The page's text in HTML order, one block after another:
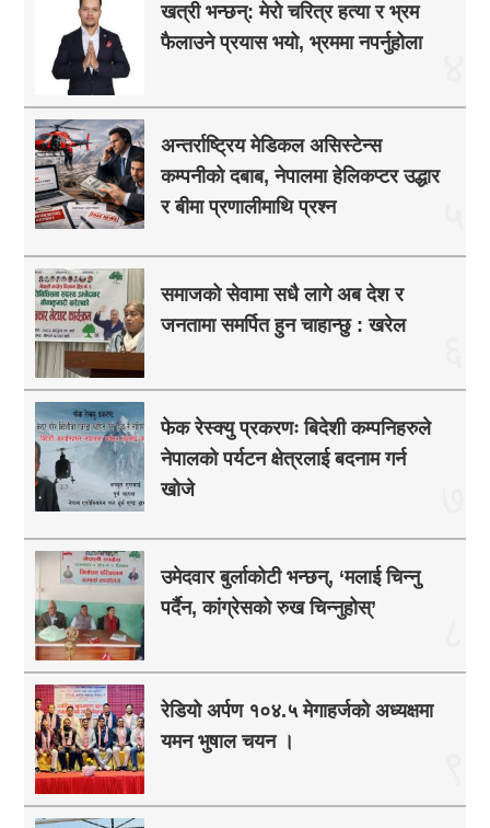
खत्री भन्छन्: मेरो चरित्र हत्या र भ्रम
फैलाउने प्रयास भयो, भ्रममा नपर्नुहोला
अन्तर्राष्ट्रिय मेडिकल असिस्टेन्स
कम्पनीको दबाब, नेपालमा हेलिकप्टर उद्धार
र बीमा प्रणालीमाथि प्रश्न
समाजको सेवामा सधै लागे अब देश र
जनतामा समर्पित हुन चाहान्छु : खरेल
फेक रेस्क्यु प्रकरणः बिदेशी कम्पनिहरुले
नेपालको पर्यटन क्षेत्रलाई बदनाम गर्न
खोजे
उमेदवार बुर्लाकोटी भन्छन्, ‘मलाई चिन्नु
पर्दैन, कांग्रेसको रुख चिन्नुहोस्’
रेडियो अर्पण १०४.५ मेगाहर्जको अध्यक्षमा
यमन भुषाल चयन ।